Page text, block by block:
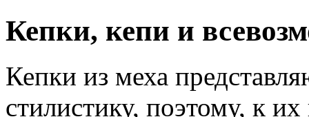
Кепки, кепи и
Кепки из меха
стилистику, поэтому, к